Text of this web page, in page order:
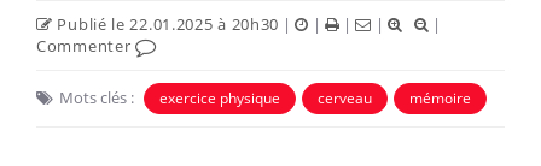
Publié le 22.01.2025 à 20h30 | | | |
|
Commenter
Mots clés : exercice physique cerveau mémoire